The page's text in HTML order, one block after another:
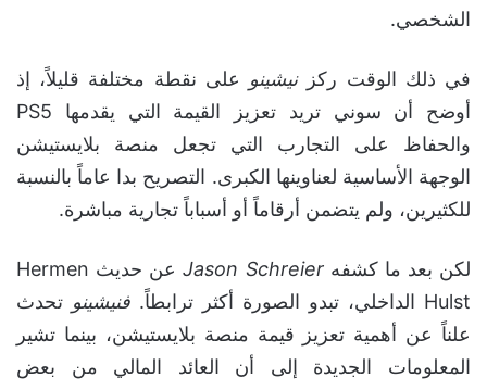
الشخصي.
في ذلك الوقت ركزنيشينو على نقطة مختلفة قليلاً، إذ
أوضح أن سوني تريد تعزيز القيمة التي يقدمها PS5
والحفاظ على التجارب التي تجعل منصة بلايستيشن
الوجهة الأساسية لعناوينها الكبرى. التصريح بدا عاماً بالنسبة
للكثيرين، ولم يتضمن أرقاماً أو أسباباً تجارية مباشرة.
لكن بعد ما كشفه Jason Schreier
عن حديث Hermen
Hulst الداخلي، تبدو الصورة أكثر ترابطاً.
فنيشينو تحدث
علناً عن أهمية تعزيز قيمة منصة بلايستيشن، بينما تشير
المعلومات الجديدة إلى أن العائد المالي من بعض